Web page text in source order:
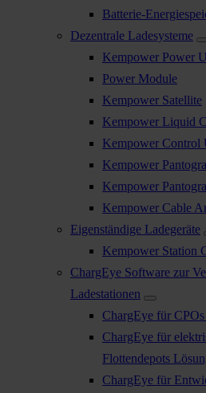
Batterie-
Dezentrale Ladesysteme
Kempower Power
Power Module
Kempower Satellite
Kempower Liquid
Kempower Control
Kempower
Kempower
Kempower Cable
Eigenständige Ladegeräte
Kempower Station
ChargEye Software zur
Ladestationen
ChargEye für
ChargEye für
Flottendepots
ChargEye für